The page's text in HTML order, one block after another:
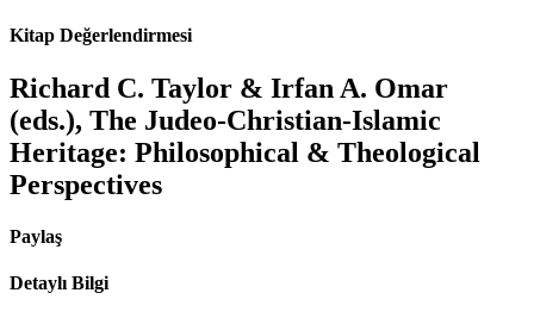
Kitap Değerlendirmesi
Richard C. Taylor & Irfan A. Omar
(eds.), The Judeo-Christian-Islamic
Heritage: Philosophical & Theological
Perspectives
Paylaş
Detaylı Bilgi